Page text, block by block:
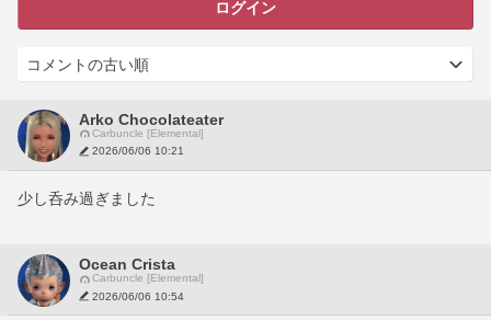
ログイン
Arko Chocolateater
Carbuncle [Elemental]
2026/06/06 10:21
少し呑み過ぎました
Ocean Crista
Carbuncle [Elemental]
2026/06/06 10:54